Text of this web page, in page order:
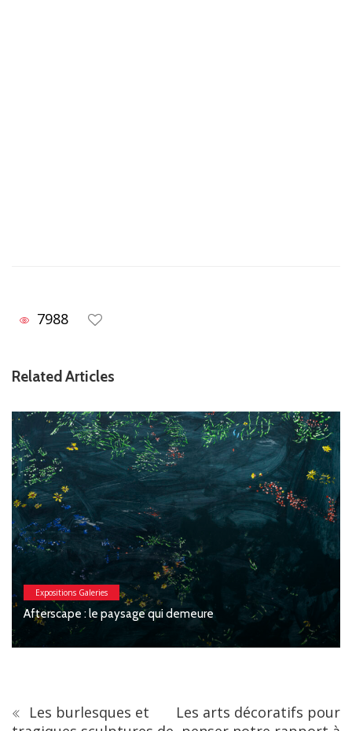
7988
Related Articles
Expositions Galeries
Macchia : Jesse Willems, Galerie Clémentine de la
Féronnière
Les burlesques et
Les arts décoratifs pour